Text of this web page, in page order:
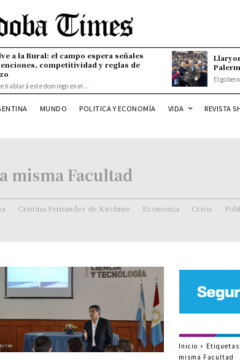
a la Rural: el campo espera señales
competitividad y reglas de
hablará este domingo en el...
El
MUNDO POLITICA Y ECONOMÍA VIDA REVISTA
misma Facultad
Cristina Fernandez de Kirchner Economía Crisis
Inicio Etiquetas
misma Facultad